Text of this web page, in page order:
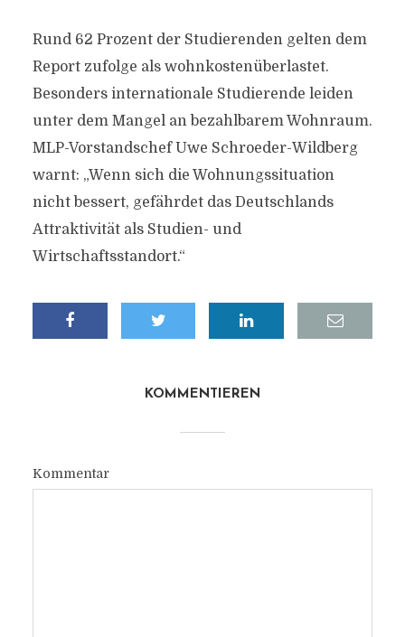
Rund 62 Prozent der Studierenden gelten dem
Report zufolge als wohnkostenüberlastet.
Besonders internationale Studierende leiden
unter dem Mangel an bezahlbarem Wohnraum.
MLP-Vorstandschef Uwe Schroeder-Wildberg
warnt: „Wenn sich die Wohnungssituation
nicht bessert, gefährdet das Deutschlands
Attraktivität als Studien- und
Wirtschaftsstandort.“
KOMMENTIEREN
Kommentar